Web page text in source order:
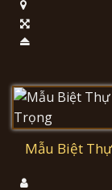
Mẫu Biệt